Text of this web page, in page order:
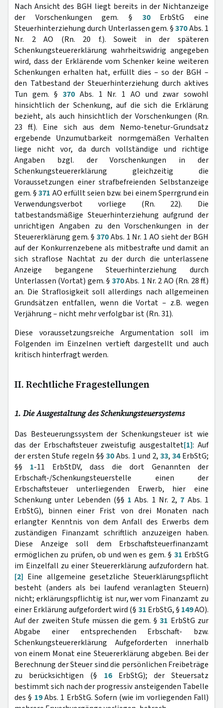
Nach Ansicht des BGH liegt bereits in der Nichtanzeige
der Vorschenkungen gem. § 30ErbStG eine
Steuerhinterziehung durch Unterlassen gem. §370Abs. 1
Nr. 2 AO (Rn. 20 f.). Soweit in der späteren
Schenkungsteuererklärung wahrheitswidrig angegeben
wird, dass der Erklärende vom Schenker keine weiteren
Schenkungen erhalten hat, erfüllt dies – so der BGH –
den Tatbestand der Steuerhinterziehung durch aktives
Tun gem. §370Abs. 1 Nr. 1 AO und zwar sowohl
hinsichtlich der Schenkung, auf die sich die Erklärung
bezieht, als auch hinsichtlich der Vorschenkungen (Rn.
23 ff.). Eine sich aus dem Nemo-tenetur-Grundsatz
ergebende Unzumutbarkeit normgemäßen Verhalten
liege nicht vor, da durch vollständige und richtige
Angaben bzgl. der Vorschenkungen in der
Schenkungsteuererklärung gleichzeitig die
Voraussetzungen einer strafbefreienden Selbstanzeige
gem. §371 AO erfüllt seien bzw. bei einem Sperrgrund ein
Verwendungsverbot vorliege (Rn. 22). Die
tatbestandsmäßige Steuerhinterziehung aufgrund der
unrichtigen Angaben zu den Vorschenkungen in der
Steuererklärung gem. §370Abs. 1 Nr. 1 AO sieht der BGH
auf der Konkurrenzebene als mitbestrafte und damit an
sich straflose Nachtat zu der durch die unterlassene
Anzeige begangene Steuerhinterziehung durch
Unterlassen (Vortat) gem. § 370Abs. 1 Nr. 2 AO (Rn. 28 ff.)
an. Die Straflosigkeit soll allerdings nach allgemeinen
Grundsätzen entfallen, wenn die Vortat – z.B. wegen
Verjährung – nicht mehr verfolgbar ist (Rn. 31).
Diese voraussetzungsreiche Argumentation soll im
Folgenden im Einzelnen vertieft dargestellt und auch
kritisch hinterfragt werden.
II. Rechtliche Fragestellungen
1. Die Ausgestaltung des Schenkungsteuersystems
Das Besteuerungssystem der Schenkungsteuer ist wie
das der Erbschaftsteuer zweistufig ausgestaltet[1]: Auf
der ersten Stufe regeln §§ 30Abs. 1 und 2, 33, 34ErbStG;
§§ 1-11 ErbStDV, dass die dort Genannten der
Erbschaft-/Schenkungsteuerstelle einen der
Erbschaftsteuer unterliegenden Erwerb, hier eine
Schenkung unter Lebenden (§§ 1 Abs. 1 Nr. 2, 7 Abs. 1
ErbStG), binnen einer Frist von drei Monaten nach
erlangter Kenntnis von dem Anfall des Erwerbs dem
zuständigen Finanzamt schriftlich anzuzeigen haben.
Diese Anzeige soll dem Erbschaftsteuerfinanzamt
ermöglichen zu prüfen, ob und wen es gem. § 31 ErbStG
im Einzelfall zu einer Steuererklärung aufzufordern hat.
[2] Eine allgemeine gesetzliche Steuerklärungspflicht
besteht (anders als bei laufend veranlagten Steuern)
nicht; erklärungspflichtig ist nur, wer vom Finanzamt zu
einer Erklärung aufgefordert wird (§ 31 ErbStG, § 149AO).
Auf der zweiten Stufe müssen die gem. §31 ErbStG zur
Abgabe einer entsprechenden Erbschaft- bzw.
Schenkungsteuererklärung Aufgeforderten innerhalb
von einem Monat eine Steuererklärung abgeben. Bei der
Berechnung der Steuer sind die persönlichen Freibeträge
zu berücksichtigen (§ 16ErbStG); der Steuersatz
bestimmt sich nach der progressiv ansteigenden Tabelle
des § 19Abs. 1 ErbStG. Sofern (wie im vorliegenden Fall)